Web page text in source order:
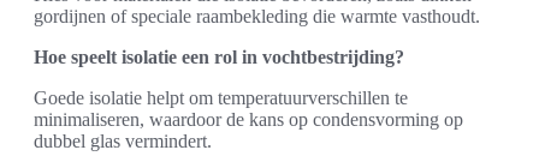
gordijnen of speciale raambekleding die warmte vasthoudt.
Hoe speelt isolatie een rol in vochtbestrijding?
Goede isolatie helpt om temperatuurverschillen te
minimaliseren, waardoor de kans op condensvorming op
dubbel glas vermindert.